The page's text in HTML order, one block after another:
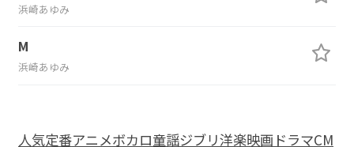
浜崎あゆみ
M
浜崎あゆみ
人気定番アニメボカロ童謡ジブリ洋楽映画ドラマCM